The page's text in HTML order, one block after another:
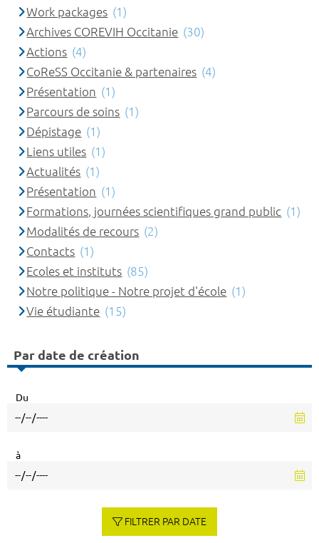
Work packages (1)
Archives COREVIH Occitanie (30)
Actions (4)
CoReSS Occitanie & partenaires (4)
Présentation (1)
Parcours de soins (1)
Dépistage (1)
Liens utiles (1)
Actualités (1)
Présentation (1)
Formations, journées scientifiques grand public (1)
Modalités de recours (2)
Contacts (1)
Ecoles et instituts (85)
Notre politique - Notre projet d'école (1)
Vie étudiante (15)
Par date de création
Du
à
FILTRER PAR DATE